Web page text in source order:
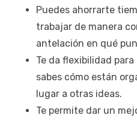
Puedes ahorrarte
trabajar de manera
antelación en qué
Te da flexibilidad
sabes cómo están
lugar a otras ideas.
Te permite dar un